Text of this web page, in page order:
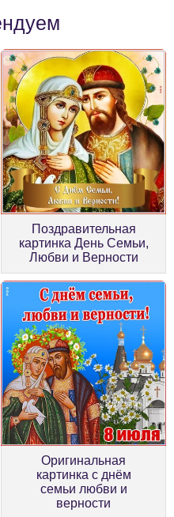
Поздравительная
картинка День Семьи,
Любви и Верности
Оригинальная
картинка с днём
семьи любви и
верности